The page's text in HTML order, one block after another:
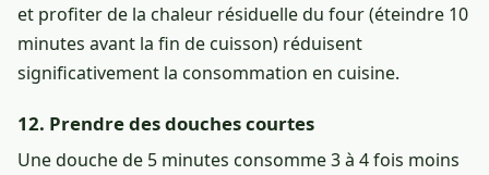
et profiter de la chaleur résiduelle du four (éteindre 10
minutes avant la fin de cuisson) réduisent
significativement la consommation en cuisine.
12. Prendre des douches courtes
Une douche de 5 minutes consomme 3 à 4 fois moins